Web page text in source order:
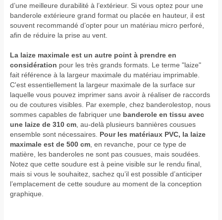
d’une meilleure durabilité à l’extérieur. Si vous optez pour une
banderole extérieure grand format ou placée en hauteur, il est
souvent recommandé d’opter pour un matériau micro perforé,
afin de réduire la prise au vent.
La laize maximale est un autre point à prendre en
considération pour les très grands formats. Le terme "laize"
fait référence à la largeur maximale du matériau imprimable.
C'est essentiellement la largeur maximale de la surface sur
laquelle vous pouvez imprimer sans avoir à réaliser de raccords
ou de coutures visibles. Par exemple, chez banderolestop, nous
sommes capables de fabriquer une banderole en tissu avec
une laize de 310 cm , au-delà plusieurs bannières cousues
ensemble sont nécessaires. Pour les matériaux PVC, la laize
maximale est de 500 cm , en revanche, pour ce type de
matière, les banderoles ne sont pas cousues, mais soudées.
Notez que cette soudure est à peine visible sur le rendu final,
mais si vous le souhaitez, sachez qu’il est possible d’anticiper
l’emplacement de cette soudure au moment de la conception
graphique.